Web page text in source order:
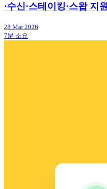
·수신·스테이킹·스왑 지원
28 Mar 2026
7분 소요